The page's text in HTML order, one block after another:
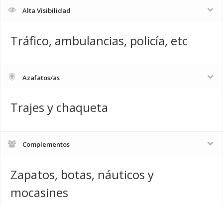
Alta Visibilidad
Tráfico, ambulancias, policía, etc
Azafatos/as
Trajes y chaqueta
Complementos
Zapatos, botas, náuticos y
mocasines